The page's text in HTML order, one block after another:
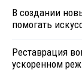
В создании
помогать
Реставрация
ускоренном